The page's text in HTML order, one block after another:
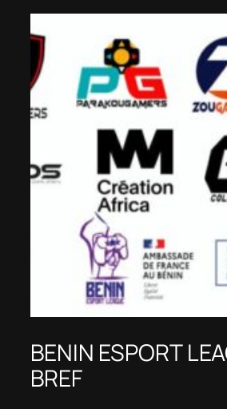
BENIN ESPORT
BREF